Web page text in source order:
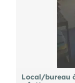
Local/bureau